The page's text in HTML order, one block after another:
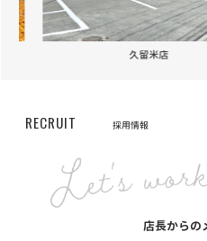
RECRUIT 採用情報
店長からの